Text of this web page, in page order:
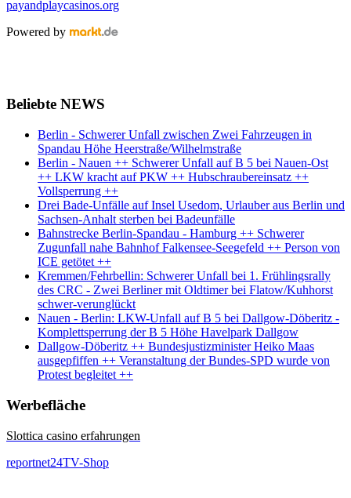
payandplaycasinos.org
Powered by
Beliebte NEWS
Berlin - Schwerer Unfall zwischen Zwei Fahrzeugen in
Spandau Höhe Heerstraße/Wilhelmstraße
Berlin - Nauen ++ Schwerer Unfall auf B 5 bei Nauen-Ost
++ LKW kracht auf PKW ++ Hubschraubereinsatz ++
Vollsperrung ++
Drei Bade-Unfälle auf Insel Usedom, Urlauber aus Berlin und
Sachsen-Anhalt sterben bei Badeunfälle
Bahnstrecke Berlin-Spandau - Hamburg ++ Schwerer
Zugunfall nahe Bahnhof Falkensee-Seegefeld ++ Person von
ICE getötet ++
Kremmen/Fehrbellin: Schwerer Unfall bei 1. Frühlingsrally
des CRC - Zwei Berliner mit Oldtimer bei Flatow/Kuhhorst
schwer-verunglückt
Nauen - Berlin: LKW-Unfall auf B 5 bei Dallgow-Döberitz -
Komplettsperrung der B 5 Höhe Havelpark Dallgow
Dallgow-Döberitz ++ Bundesjustizminister Heiko Maas
ausgepfiffen ++ Veranstaltung der Bundes-SPD wurde von
Protest begleitet ++
Werbefläche
Slottica casino erfahrungen
reportnet24TV-Shop